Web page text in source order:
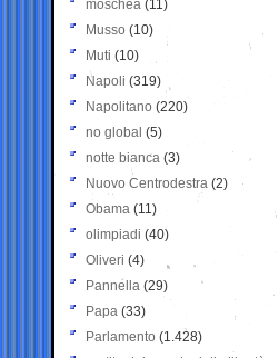
moschea (11)
Musso (10)
Muti (10)
Napoli (319)
Napolitano (220)
no global (5)
notte bianca (3)
Nuovo Centrodestra (2)
Obama (11)
olimpiadi (40)
Oliveri (4)
Pannella (29)
Papa (33)
Parlamento (1.428)